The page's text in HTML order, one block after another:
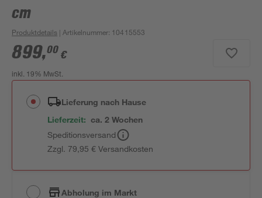
cm
Produktdetails | Artikelnummer: 10415553
899,00 €
inkl. 19% MwSt.
Lieferung nach Hause
Lieferzeit: ca. 2 Wochen
Speditionsversand
Zzgl. 79,95 € Versandkosten
Abholung im Markt